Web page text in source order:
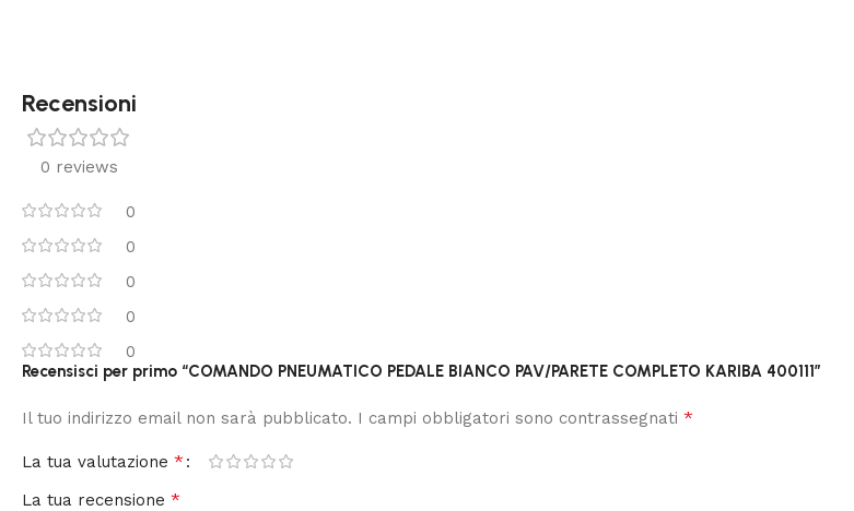
Recensioni
0 reviews
0
0
0
0
0
Recensisci per primo “COMANDO PNEUMATICO PEDALE BIANCO PAV/PARETE COMPLETO KARIBA 400111”
Il tuo indirizzo email non sarà pubblicato. I campi obbligatori sono contrassegnati *
La tua valutazione *
La tua recensione *